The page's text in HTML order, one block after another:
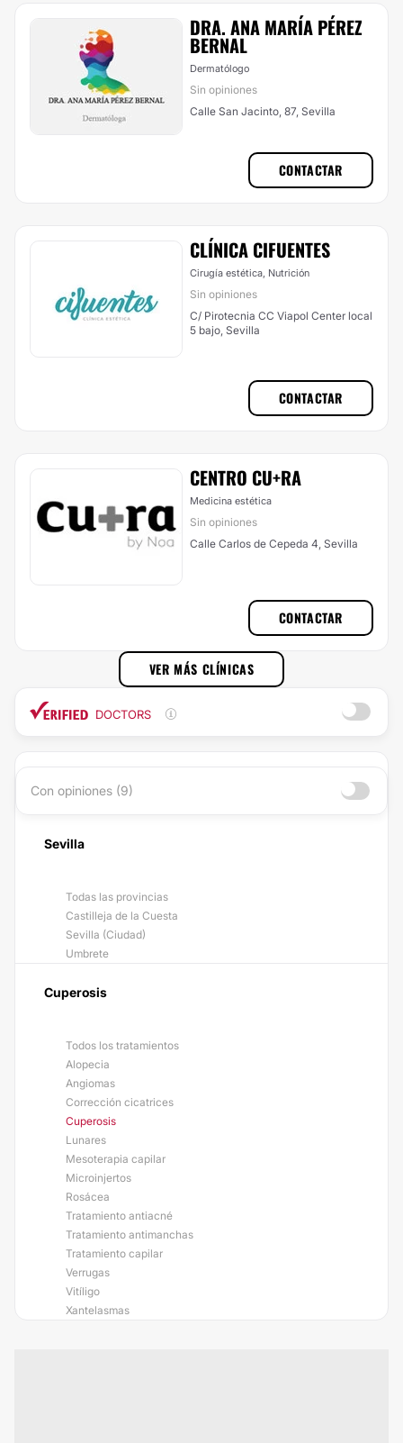
DRA. ANA MARÍA PÉREZ
BERNAL
Dermatólogo
Sin opiniones
Calle San Jacinto, 87, Sevilla
CONTACTAR
CLÍNICA CIFUENTES
Cirugía estética, Nutrición
Sin opiniones
C/ Pirotecnia CC Viapol Center local
5 bajo, Sevilla
CONTACTAR
CENTRO CU+RA
Medicina estética
Sin opiniones
Calle Carlos de Cepeda 4, Sevilla
CONTACTAR
VER MÁS CLÍNICAS
DOCTORS
Con opiniones (9)
Sevilla
Todas las provincias
Castilleja de la Cuesta
Sevilla (Ciudad)
Umbrete
Cuperosis
Todos los tratamientos
Alopecia
Angiomas
Corrección cicatrices
Cuperosis
Lunares
Mesoterapia capilar
Microinjertos
Rosácea
Tratamiento antiacné
Tratamiento antimanchas
Tratamiento capilar
Verrugas
Vitíligo
Xantelasmas